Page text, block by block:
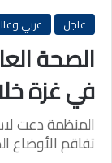
عاجل
عربي
الصحة
في غزة
المنظمة دعت
تفاقم الأوضاع